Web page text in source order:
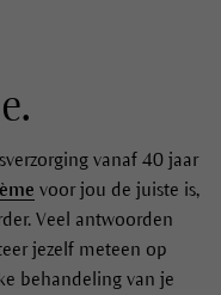
vanaf 40 jaar
voor jou de juiste is,
Veel antwoorden
jezelf meteen op
behandeling van je